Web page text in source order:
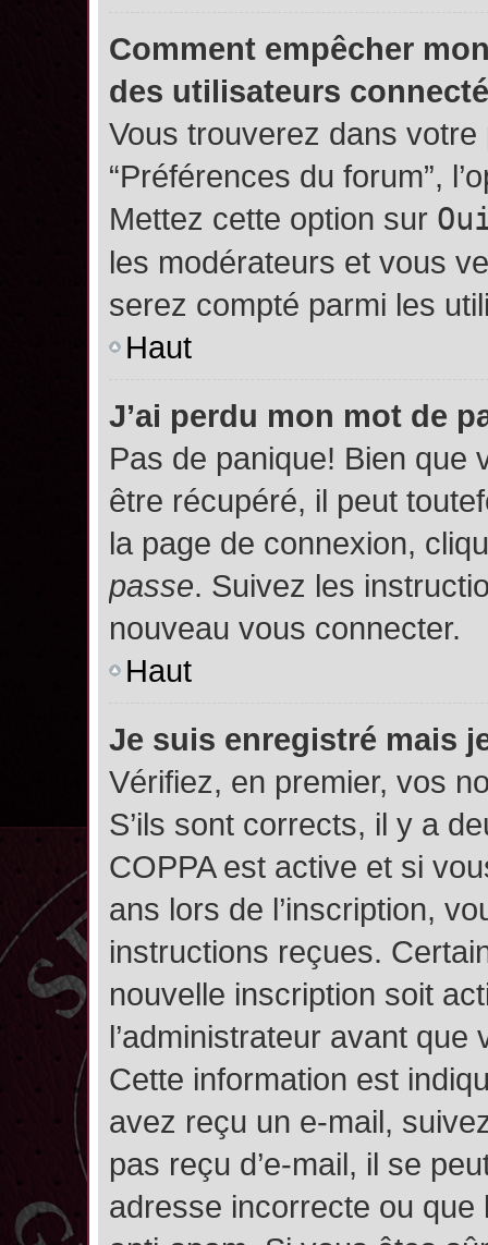
Comment empêcher
des utilisateurs
Vous trouverez dans votre
“Préférences du forum”,
Mettez cette option sur
les modérateurs et vous
serez compté parmi les
Haut
J’ai perdu mon mot de
Pas de panique! Bien que
être récupéré, il peut
la page de connexion,
passe. Suivez les
nouveau vous connecter.
Haut
Je suis enregistré mais
Vérifiez, en premier, vos
S’ils sont corrects, il y a
COPPA est active et si
ans lors de l’inscription,
instructions reçues.
nouvelle inscription soit
l’administrateur avant
Cette information est
avez reçu un e-mail,
pas reçu d’e-mail, il se
adresse incorrecte ou que